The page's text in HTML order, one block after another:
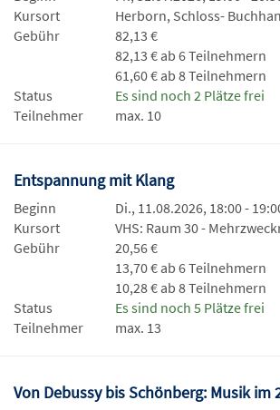
Kursort
Herborn, Schloss-
Gebühr
82,13 €
82,13 € ab 6 Teilnehmern
61,60 € ab 8 Teilnehmern
Status
Es sind noch 2 Plätze frei
Teilnehmer
max. 10
Entspannung mit Klang
Beginn
Di., 11.08.2026, 18:00 -
Kursort
VHS: Raum 30 -
Gebühr
20,56 €
13,70 € ab 6 Teilnehmern
10,28 € ab 8 Teilnehmern
Status
Es sind noch 5 Plätze frei
Teilnehmer
max. 13
Von Debussy bis Schönberg: Musik im